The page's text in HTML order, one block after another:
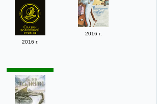
2016 г.
2016 г.